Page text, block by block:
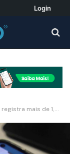
Login
de atos on-line em três anos